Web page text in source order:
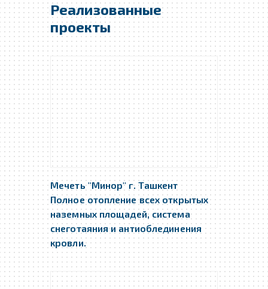
Реализованные
проекты
Мечеть "Минор" г. Ташкент
Полное отопление всех открытых
наземных площадей, система
снеготаяния и антиоблединения
кровли.